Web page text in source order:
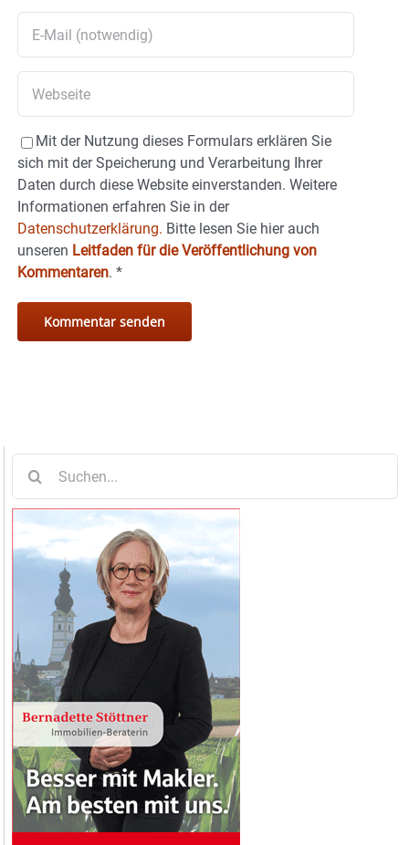
Mit der Nutzung dieses Formulars erklären Sie
sich mit der Speicherung und Verarbeitung Ihrer
Daten durch diese Website einverstanden. Weitere
Informationen erfahren Sie in der
Datenschutzerklärung. Bitte lesen Sie hier auch
unseren Leitfaden für die Veröffentlichung von
Kommentaren. *
nach: